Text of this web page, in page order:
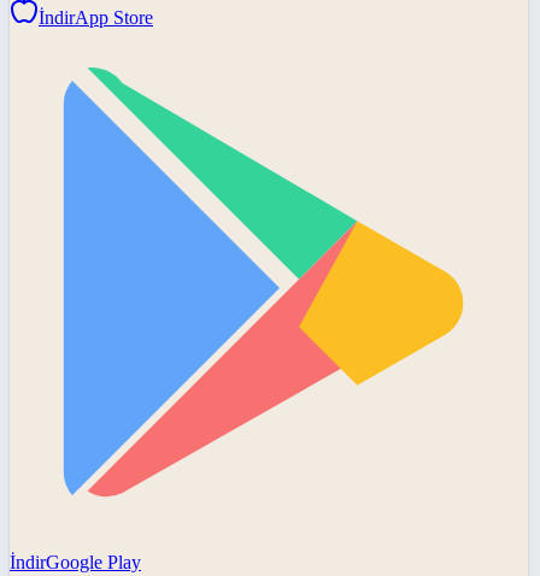
İndirApp Store
İndirGoogle Play